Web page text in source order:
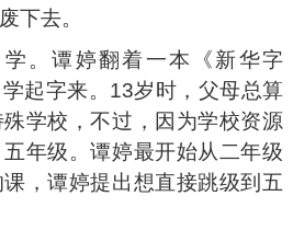
下去。
。谭婷翻着一本《新华字
起字来。13岁时，父母总算
学校，不过，因为学校资源
年级。谭婷最开始从二年级
，谭婷提出想直接跳级到五